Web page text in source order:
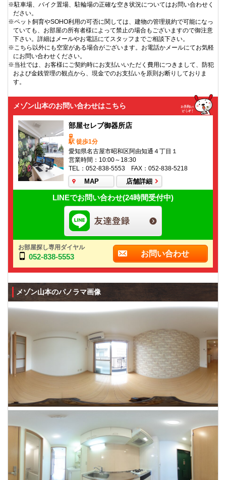
※駐車場、バイク置場、駐輪場の正確な空き状況についてはお問い合わせく
ださい。
※ペット飼育やSOHO利用の可否に関しては、建物の管理規約で可能になっ
ていても、お部屋の所有者様によって禁止の場合もございますので御注意
下さい。詳細はメールやお電話にてスタッフまでご相談下さい。
※こちら以外にも空室がある場合がございます。お電話かメールにてお気軽
にお問い合わせください。
※当社では、お客様にご契約時にお支払いいただく費用につきまして、防犯
および金銭管理の観点から、現金でのお支払いを原則お断りしておりま
す。
メゾン山本のお問い合わせはこちら
部屋セレブ御器所店
駅 徒歩1分
愛知県名古屋市昭和区阿由知通４丁目１
営業時間：10:00～18:30
TEL：052-838-5553 FAX：052-838-5218
MAP 店舗詳細
LINEでお問い合わせ(24時間受付中)
お部屋探し専用ダイヤル
052-838-5553 お問い合わせ
メゾン山本のパノラマ画像